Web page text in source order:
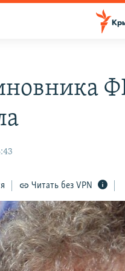
Читать без VPN